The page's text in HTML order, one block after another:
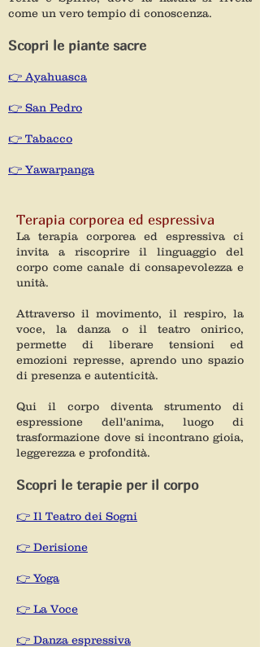
come un vero tempio di conoscenza.
Scopri le piante sacre
👉 Ayahuasca
👉 San Pedro
👉 Tabacco
👉 Yawarpanga
Terapia corporea ed espressiva
La terapia corporea ed espressiva ci
invita a riscoprire il linguaggio del
corpo come canale di consapevolezza e
unità.
Attraverso il movimento, il respiro, la
voce, la danza o il teatro onirico,
permette di liberare tensioni ed
emozioni represse, aprendo uno spazio
di presenza e autenticità.
Qui il corpo diventa strumento di
espressione dell'anima, luogo di
trasformazione dove si incontrano gioia,
leggerezza e profondità.
Scopri le terapie per il corpo
👉 Il Teatro dei Sogni
👉 Derisione
👉 Yoga
👉 La Voce
👉 Danza espressiva